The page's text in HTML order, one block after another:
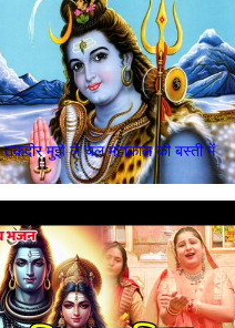
तकदीर मुझे ले चल महाकाल की बस्ती में